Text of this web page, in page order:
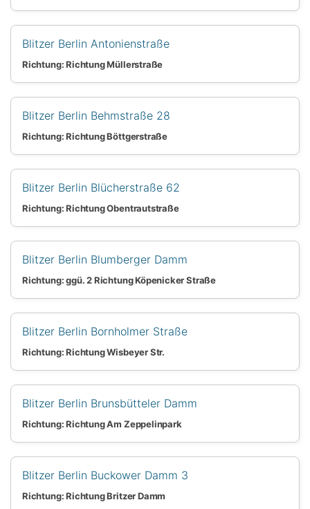
Blitzer Berlin Antonienstraße
Richtung: Richtung Müllerstraße
Blitzer Berlin Behmstraße 28
Richtung: Richtung Böttgerstraße
Blitzer Berlin Blücherstraße 62
Richtung: Richtung Obentrautstraße
Blitzer Berlin Blumberger Damm
Richtung: ggü. 2 Richtung Köpenicker Straße
Blitzer Berlin Bornholmer Straße
Richtung: Richtung Wisbeyer Str.
Blitzer Berlin Brunsbütteler Damm
Richtung: Richtung Am Zeppelinpark
Blitzer Berlin Buckower Damm 3
Richtung: Richtung Britzer Damm